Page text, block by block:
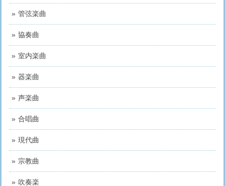
管弦楽曲
協奏曲
室内楽曲
器楽曲
声楽曲
合唱曲
現代曲
宗教曲
吹奏楽